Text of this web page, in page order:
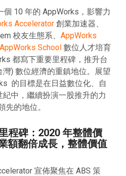
10 年的 AppWorks，影響力
Accelerator 創業加速器、
校友生態系、 AppWorks
AppWorks School 數位人才培育
都寫下重要里程碑，推升台
) 數位經濟的重鎮地位。展望
的目標是在日益數位化、自
中，繼續扮演一股推升的力
先的地位。
程碑：2020 年整體價
額翻倍成長，整體價值
宣佈聚焦在 ABS 策